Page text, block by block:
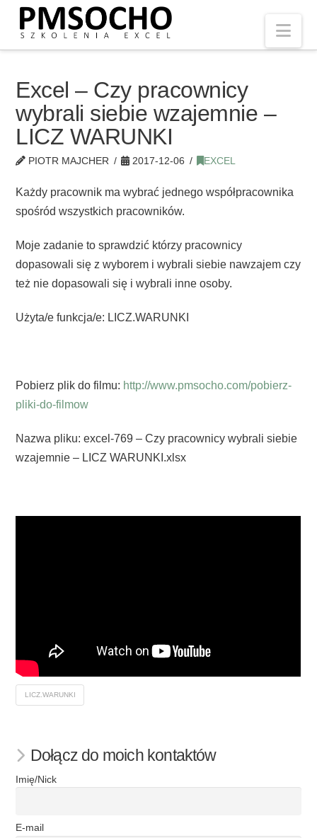
Excel – Czy pracownicy
wybrali siebie wzajemnie –
LICZ WARUNKI
PIOTR MAJCHER 2017-12-06 EXCEL
Każdy pracownik ma wybrać jednego współpracownika
spośród wszystkich pracowników.
Moje zadanie to sprawdzić którzy pracownicy
dopasowali się z wyborem i wybrali siebie nawzajem czy
też nie dopasowali się i wybrali inne osoby.
Użyta/e funkcja/e: LICZ.WARUNKI
Pobierz plik do filmu: http://www.pmsocho.com/pobierz-
pliki-do-filmow
Nazwa pliku: excel-769 – Czy pracownicy wybrali siebie
wzajemnie – LICZ WARUNKI.xlsx
LICZ.WARUNKI
Dołącz do moich kontaktów
Imię/Nick
E-mail